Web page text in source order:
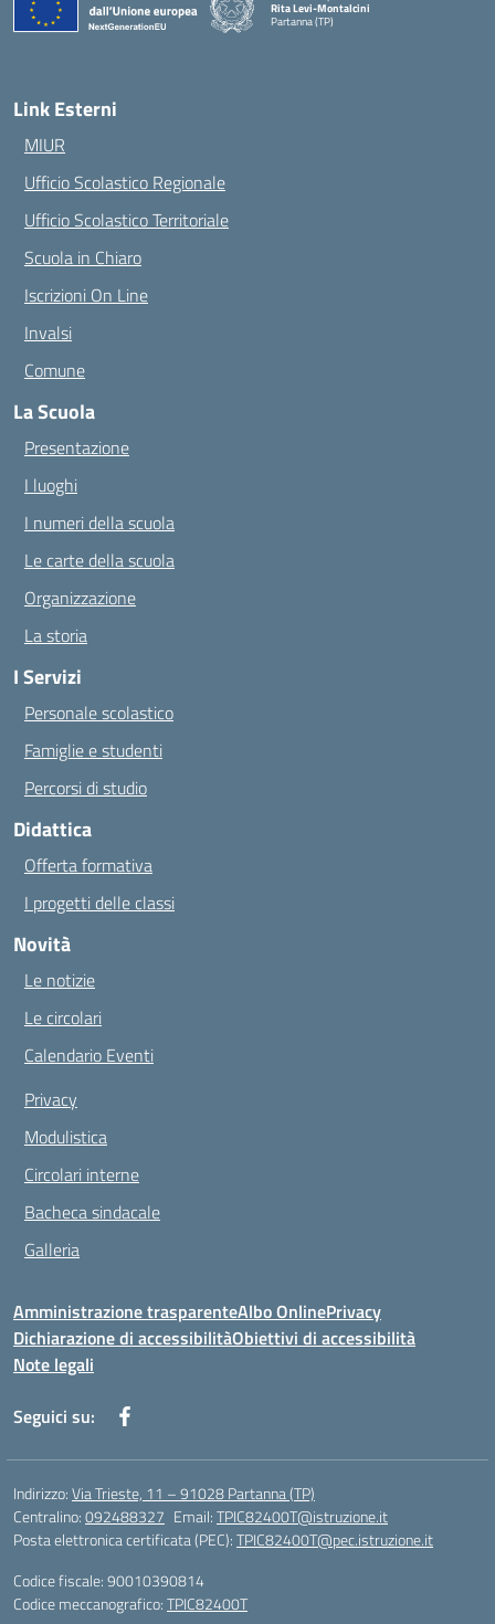
Rita Levi-Montalcini
Partanna (TP)
Link Esterni
MIUR
Ufficio Scolastico Regionale
Ufficio Scolastico Territoriale
Scuola in Chiaro
Iscrizioni On Line
Invalsi
Comune
La Scuola
Presentazione
I luoghi
I numeri della scuola
Le carte della scuola
Organizzazione
La storia
I Servizi
Personale scolastico
Famiglie e studenti
Percorsi di studio
Didattica
Offerta formativa
I progetti delle classi
Novità
Le notizie
Le circolari
Calendario Eventi
Privacy
Modulistica
Circolari interne
Bacheca sindacale
Galleria
Amministrazione trasparenteAlbo OnlinePrivacy
Dichiarazione di accessibilitàObiettivi di accessibilità
Note legali
Seguici su:
Indirizzo:Via Trieste, 11 – 91028 Partanna (TP)
Centralino:092488327 Email:TPIC82400T@istruzione.it
Posta elettronica certificata (PEC):TPIC82400T@pec.istruzione.it
Codice fiscale: 90010390814
Codice meccanografico:TPIC82400T